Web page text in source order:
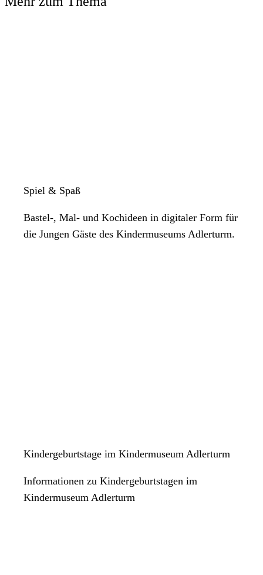
Spiel & Spaß
Bastel-, Mal- und Kochideen in digitaler Form für
die Jungen Gäste des Kindermuseums Adlerturm.
Kindergeburtstage im Kindermuseum Adlerturm
Informationen zu Kindergeburtstagen im
Kindermuseum Adlerturm